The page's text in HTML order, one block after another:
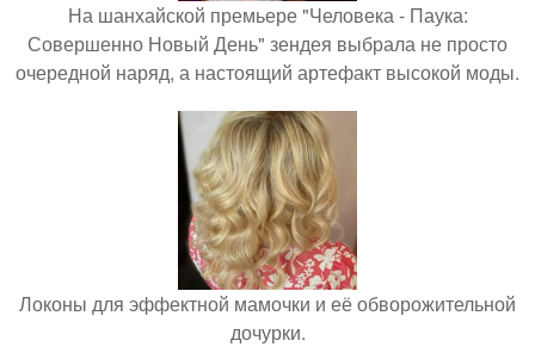
На шанхайской премьере "Человека - Паука:
Совершенно Новый День" зендея выбрала не просто
очередной наряд, а настоящий артефакт высокой моды.
Локоны для эффектной мамочки и её обворожительной
дочурки.